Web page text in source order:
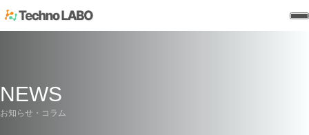
NEWS
お知らせ・コラム